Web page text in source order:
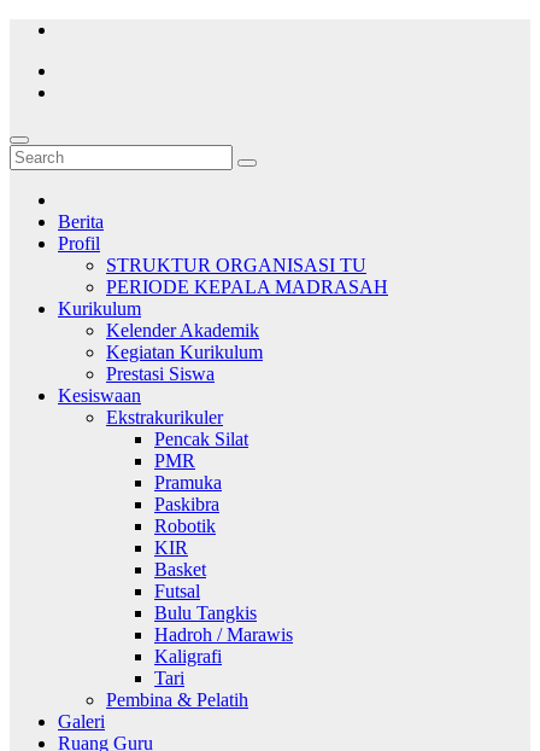
Skip
content
Berita
Profil
STRUKTUR ORGANISASI TU
PERIODE KEPALA MADRASAH
Kurikulum
Kelender Akademik
Kegiatan Kurikulum
Prestasi Siswa
Kesiswaan
Ekstrakurikuler
Pencak Silat
PMR
Pramuka
Paskibra
Robotik
KIR
Basket
Futsal
Bulu Tangkis
Hadroh / Marawis
Kaligrafi
Tari
Pembina & Pelatih
Galeri
Ruang Guru